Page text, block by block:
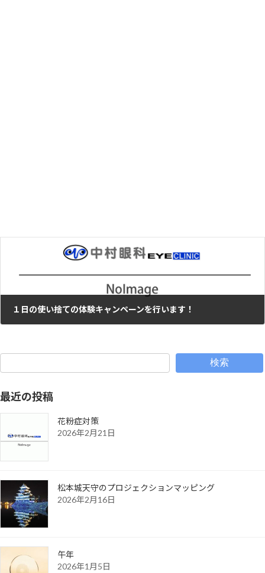
１日の使い捨ての体験キャンペーンを行います！
検索
最近の投稿
花粉症対策
2026年2月21日
松本城天守のプロジェクションマッピング
2026年2月16日
午年
2026年1月5日